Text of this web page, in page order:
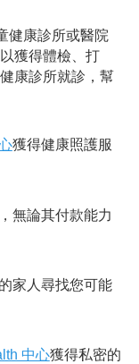
健康診所或醫院
獲得體檢、打
康診所就診，幫
獲得健康照護服
無論其付款能力
家人尋找您可能
中心獲得私密的